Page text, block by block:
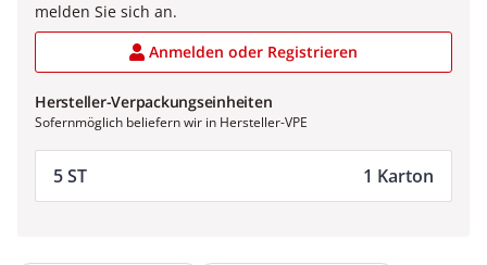
melden Sie sich an.
Anmelden oder Registrieren
Hersteller-Verpackungseinheiten
Sofernmöglich beliefern wir in Hersteller-VPE
5 ST 1 Karton